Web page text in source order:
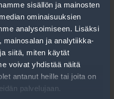
sisällön ja mainosten
ominaisuuksien
analysoimiseen. Lisäksi
mainosalan ja analytiikka-
siitä, miten käytät
voivat yhdistää näitä
antanut heille tai joita on
palvelujaan.
89,1-84,1